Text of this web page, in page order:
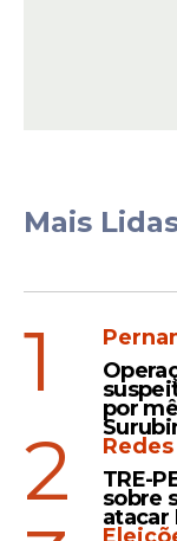
Mais
1 por
2
TRE-
sobre
atacar